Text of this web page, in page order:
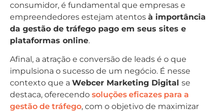
consumidor, é fundamental que empresas e
empreendedores estejam atentos à importância
da gestão de tráfego pago em seus sites e
plataformas online.
Afinal, a atração e conversão de leads é o que
impulsiona o sucesso de um negócio. É nesse
contexto que a Webcer Marketing Digital se
destaca, oferecendo soluções eficazes para a
gestão de tráfego, com o objetivo de maximizar